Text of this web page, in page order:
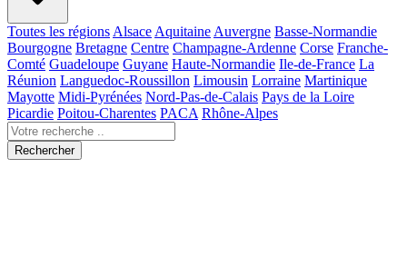
Toutes les régions Alsace Aquitaine Auvergne Basse-Normandie
Bourgogne Bretagne Centre Champagne-Ardenne Corse Franche-
Comté Guadeloupe Guyane Haute-Normandie Ile-de-France La
Réunion Languedoc-Roussillon Limousin Lorraine Martinique
Mayotte Midi-Pyrénées Nord-Pas-de-Calais Pays de la Loire
Picardie Poitou-Charentes PACA Rhône-Alpes
Rechercher